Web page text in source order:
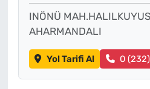
INÖNÜ
AHARMANDALI
Yol Tarifi Al 0